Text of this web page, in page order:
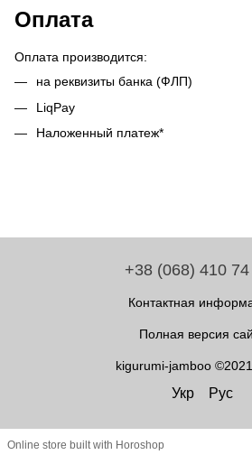
Оплата
Оплата производится:
на реквизиты банка (ФЛП)
LiqPay
Наложенный платеж*
+38 (068) 410 74
Контактная
Полная версия
kigurumi-jamboo
Укр Рус
Online store built with Horoshop